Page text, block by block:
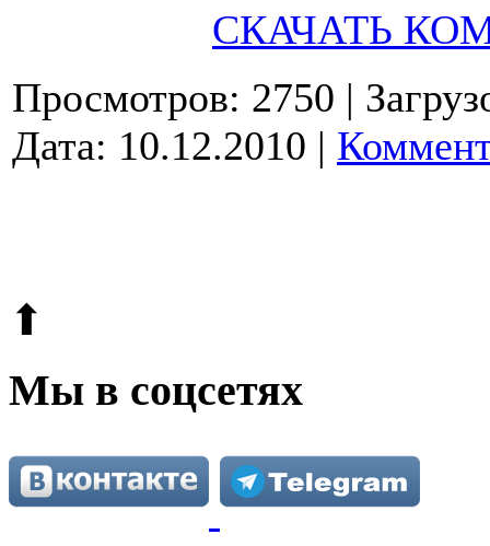
СКАЧАТЬ
Просмотров: 2750 |
Дата: 10.12.2010 |
⬆
Мы в соцсетях